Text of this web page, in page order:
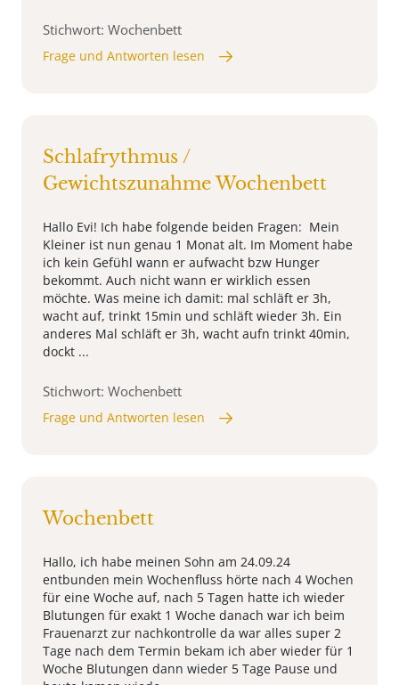
Stichwort: Wochenbett
Frage und Antworten lesen
Schlafrythmus /
Gewichtszunahme Wochenbett
Hallo Evi! Ich habe folgende beiden Fragen: Mein
Kleiner ist nun genau 1 Monat alt. Im Moment habe
ich kein Gefühl wann er aufwacht bzw Hunger
bekommt. Auch nicht wann er wirklich essen
möchte. Was meine ich damit: mal schläft er 3h,
wacht auf, trinkt 15min und schläft wieder 3h. Ein
anderes Mal schläft er 3h, wacht aufn trinkt 40min,
dockt ...
Stichwort: Wochenbett
Frage und Antworten lesen
Wochenbett
Hallo, ich habe meinen Sohn am 24.09.24
entbunden mein Wochenfluss hörte nach 4 Wochen
für eine Woche auf, nach 5 Tagen hatte ich wieder
Blutungen für exakt 1 Woche danach war ich beim
Frauenarzt zur nachkontrolle da war alles super 2
Tage nach dem Termin bekam ich aber wieder für 1
Woche Blutungen dann wieder 5 Tage Pause und